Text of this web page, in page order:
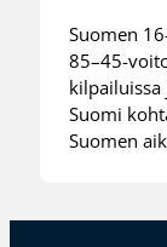
Suomen
85–45-
Suomi
Suomen